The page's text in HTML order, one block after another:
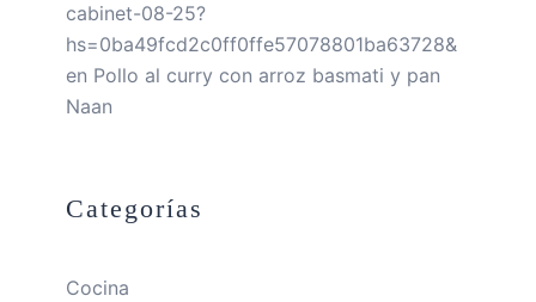
cabinet-08-25?
hs=0ba49fcd2c0ff0ffe57078801ba63728&
en Pollo al curry con arroz basmati y pan
Naan
Categorías
Cocina